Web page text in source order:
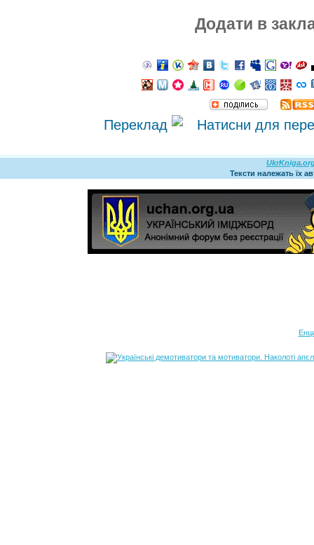
Додати в
Переклад
Тексти належать їх